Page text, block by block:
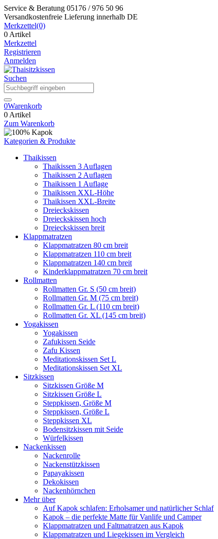
Service & Beratung 05176 / 976 50 96
Versandkostenfreie Lieferung innerhalb DE
Merkzettel(0)
0 Artikel
Merkzettel
Registrieren
Anmelden
Suchen
0Warenkorb
0 Artikel
Zum Warenkorb
Kategorien & Produkte
Thaikissen
Thaikissen 3 Auflagen
Thaikissen 2 Auflagen
Thaikissen 1 Auflage
Thaikissen XXL-Höhe
Thaikissen XXL-Breite
Dreieckskissen
Dreieckskissen hoch
Dreieckskissen breit
Klappmatratzen
Klappmatratzen 80 cm breit
Klappmatratzen 110 cm breit
Klappmatratzen 140 cm breit
Kinderklappmatratzen 70 cm breit
Rollmatten
Rollmatten Gr. S (50 cm breit)
Rollmatten Gr. M (75 cm breit)
Rollmatten Gr. L (110 cm breit)
Rollmatten Gr. XL (145 cm breit)
Yogakissen
Yogakissen
Zafukissen Seide
Zafu Kissen
Meditationskissen Set L
Meditationskissen Set XL
Sitzkissen
Sitzkissen Größe M
Sitzkissen Größe L
Steppkissen, Größe M
Steppkissen, Größe L
Steppkissen XL
Bodensitzkissen mit Seide
Würfelkissen
Nackenkissen
Nackenrolle
Nackenstützkissen
Papayakissen
Dekokissen
Nackenhörnchen
Mehr über
Auf Kapok schlafen: Erholsamer und natürlicher Schlaf
Kapok – die perfekte Matte für Vanlife und Camper
Klappmatratzen und Faltmatratzen aus Kapok
Klappmatratzen und Liegekissen im Vergleich